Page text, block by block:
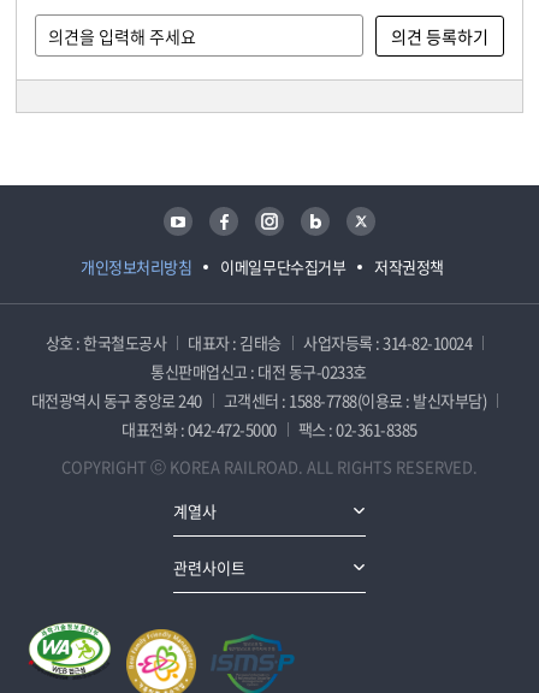
개인정보처리방침 이메일무단수집거부 저작권정책
유튜브 페이스북 인스타그램 블로그 트위터
상호 : 한국철도공사 대표자 : 김태승
사업자등록 : 314-82-10024
통신판매업신고 : 대전 동구-0233호
대전광역시 동구 중앙로 240
고객센터 : 1588-7788(이용료 : 발신자부담)
대표전화 : 042-472-5000
팩스 : 02-361-8385
COPYRIGHT ⓒ KOREA RAILROAD. ALL RIGHTS RESERVED.
계열사
관련사이트